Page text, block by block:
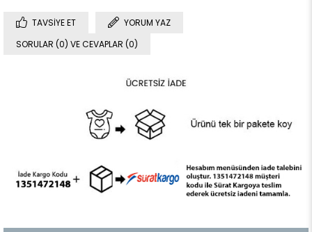
TAVSIYE ET
YORUM YAZ
SORULAR (0) VE CEVAPLAR (0)